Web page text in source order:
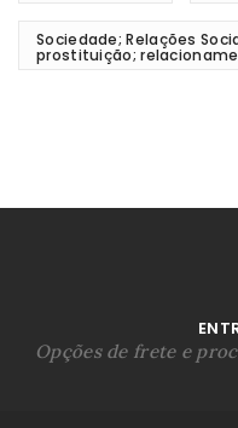
Sociedade; Relações
prostituição;
Opções de frete e